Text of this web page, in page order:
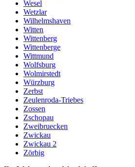
Wesel
Wetzlar
Wilhelmshaven
Witten
Wittenberg
Wittenberge
Wittmund
Wolfsburg
Wolmirstedt
Würzburg
Zerbst
Zeulenroda-Triebes
Zossen
Zschopau
Zweibruecken
Zwickau
Zwickau 2
Zörbig